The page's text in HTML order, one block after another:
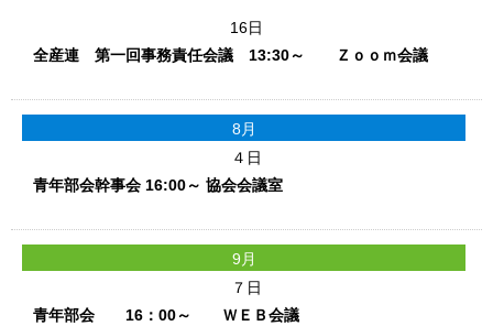
16日
全産連 第一回事務責任会議 13:30～ Ｚｏｏｍ会議
8月
４日
青年部会幹事会 16:00～ 協会会議室
9月
７日
青年部会 16：00～ ＷＥＢ会議